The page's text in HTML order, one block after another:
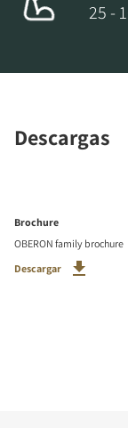
25 -
Descargas
Brochure
OBERON family brochure
Descargar